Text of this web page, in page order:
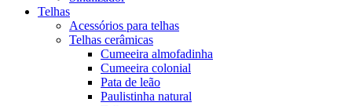
Telhas
Acessórios para telhas
Telhas cerâmicas
Cumeeira almofadinha
Cumeeira colonial
Pata de leão
Paulistinha natural